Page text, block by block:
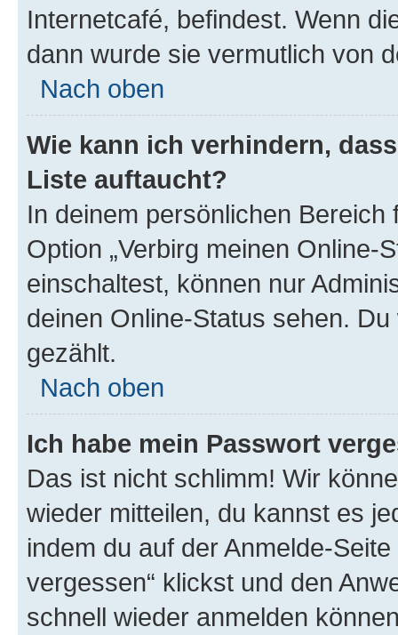
Internetcafé, befindest. Wenn
dann wurde sie vermutlich von
Nach oben
Wie kann ich verhindern,
Liste auftaucht?
In deinem persönlichen
Option „Verbirg meinen Online-
einschaltest, können nur
deinen Online-Status sehen.
gezählt.
Nach oben
Ich habe mein Passwort
Das ist nicht schlimm! Wir
wieder mitteilen, du kannst es
indem du auf der Anmelde-
vergessen“ klickst und den
schnell wieder anmelden